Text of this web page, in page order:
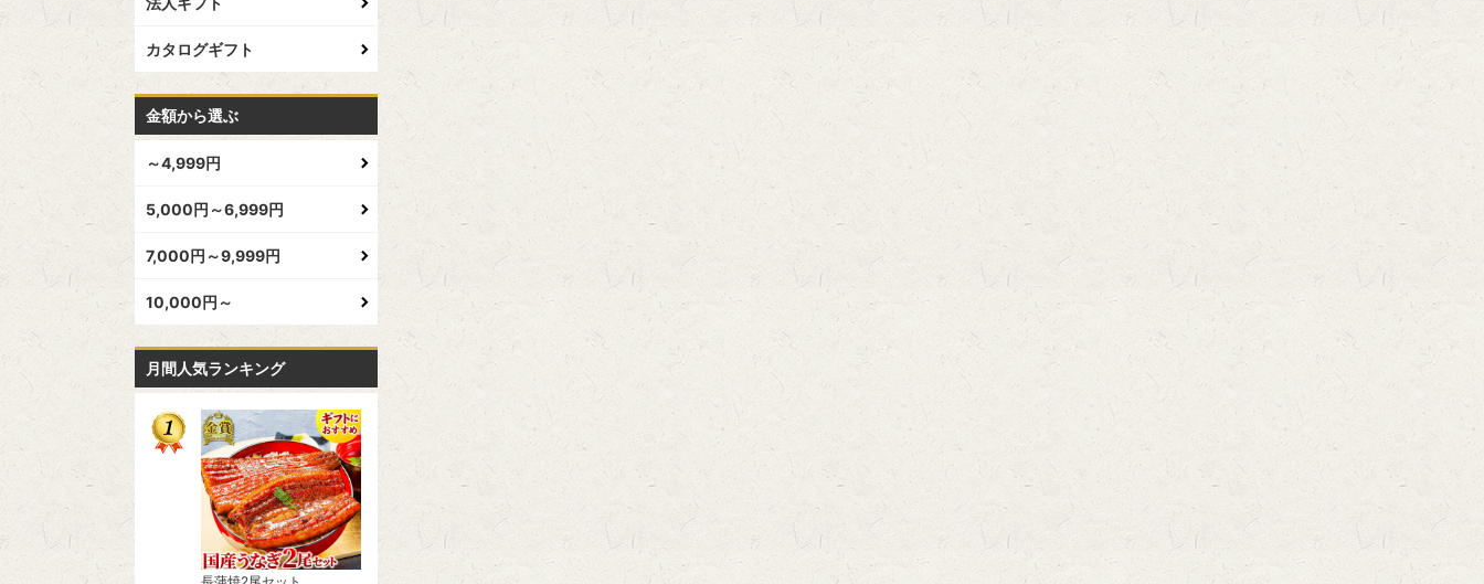
カタログギフト
金額から選ぶ
～4,999円
5,000円～6,999円
7,000円～9,999円
10,000円～
月間人気ランキング